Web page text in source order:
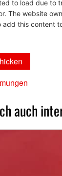
to load due to
The website
add this content
auch